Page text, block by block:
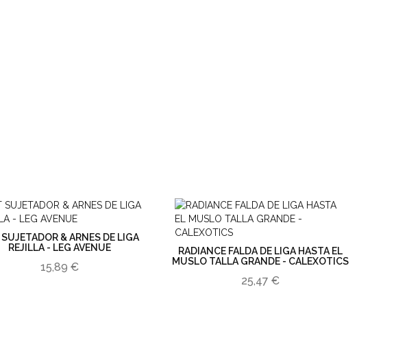
& ARNES DE LIGA
REJILLA - LEG AVENUE
15,89 €
RADIANCE FALDA DE LIGA HASTA EL
MUSLO TALLA GRANDE - CALEXOTICS
25,47 €